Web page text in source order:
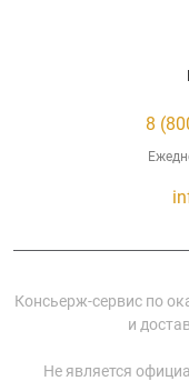
8
Консьерж-сервис по
и
Не является